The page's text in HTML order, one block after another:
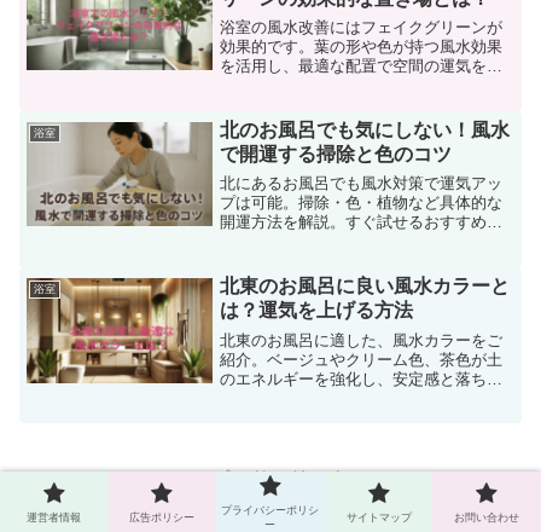
ましょう。
浴室の風水改善にはフェイクグリーンが
効果的です。葉の形や色が持つ風水効果
を活用し、最適な配置で空間の運気を高
感を演出します。また、定期的な掃除で
清潔さを保ち、風水効果を最大化。具体
的な選び方や配置方法、インテリアアイ
デアを詳しく解説し、快適な浴室空間作
りをサポートします。
浴室
北のお風呂でも気にしない！風水
で開運する掃除と色のコツ
北にあるお風呂でも風水対策で運気アッ
プは可能。掃除・色・植物など具体的な
開運方法を解説。すぐ試せるおすすめグ
浴室
北東のお風呂に良い風水カラーと
は？運気を上げる方法
北東のお風呂に適した、風水カラーをご
紹介。ベージュやクリーム色、茶色が土
のエネルギーを強化し、安定感と落ち着
します。
スポンサーリンク
運営者情報 広告ポリシー
プライバシーポリシ
ー
サイトマップ お問い合わせ